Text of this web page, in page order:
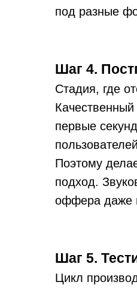
под разные
Шаг 4.
Стадия, где
Качественный
первые
Поэтому
подход.
оффера даже
Шаг 5.
Цикл